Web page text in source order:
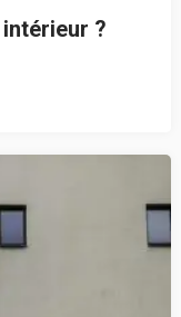
intérieur ?